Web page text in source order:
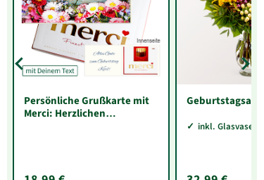
Persönliche Grußkarte mit
Merci: Herzlichen
Geburtstagsabo
inkl. Glasvase